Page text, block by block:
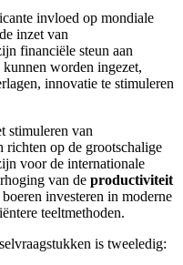
invloed op mondiale
inzet van
financiële steun aan
worden ingezet,
innovatie te stimuleren
stimuleren van
richten op de grootschalige
voor de internationale
van de productiviteit
investeren in moderne
teeltmethoden.
is tweeledig: